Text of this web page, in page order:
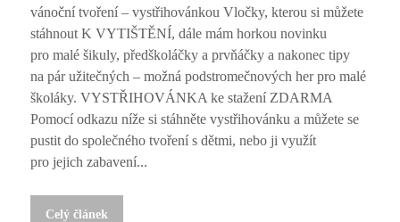
vánoční tvoření – vystřihovánkou Vločky, kterou si můžete
stáhnout K VYTIŠTĚNÍ, dále mám horkou novinku
pro malé šikuly, předškoláčky a prvňáčky a nakonec tipy
na pár užitečných – možná podstromečnových her pro malé
školáky. VYSTŘIHOVÁNKA ke stažení ZDARMA
Pomocí odkazu níže si stáhněte vystřihovánku a můžete se
pustit do společného tvoření s dětmi, nebo ji využít
pro jejich zabavení...
Celý článek